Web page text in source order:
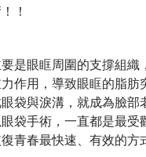
！
是眼眶周圍的支撐組織
作用，導致眼眶的脂肪
袋與淚溝，就成為臉部
袋手術，一直都是最受
青春最快速、有效的方